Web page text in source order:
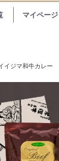
マイページ
イジマ和牛カレー